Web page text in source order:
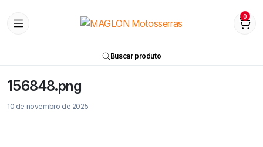
0
Buscar produto
156848.png
10 de novembro de 2025